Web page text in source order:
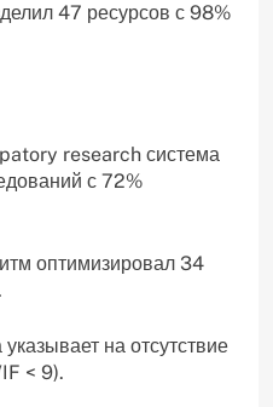
47 ресурсов с 98%
research система
с 72%
оптимизировал 34
на отсутствие
< 9).